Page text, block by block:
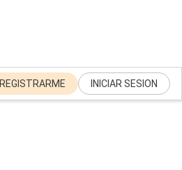
REGISTRARME INICIAR SESION